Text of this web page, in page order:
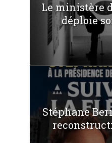
Le ministère
déploie
Stéphane